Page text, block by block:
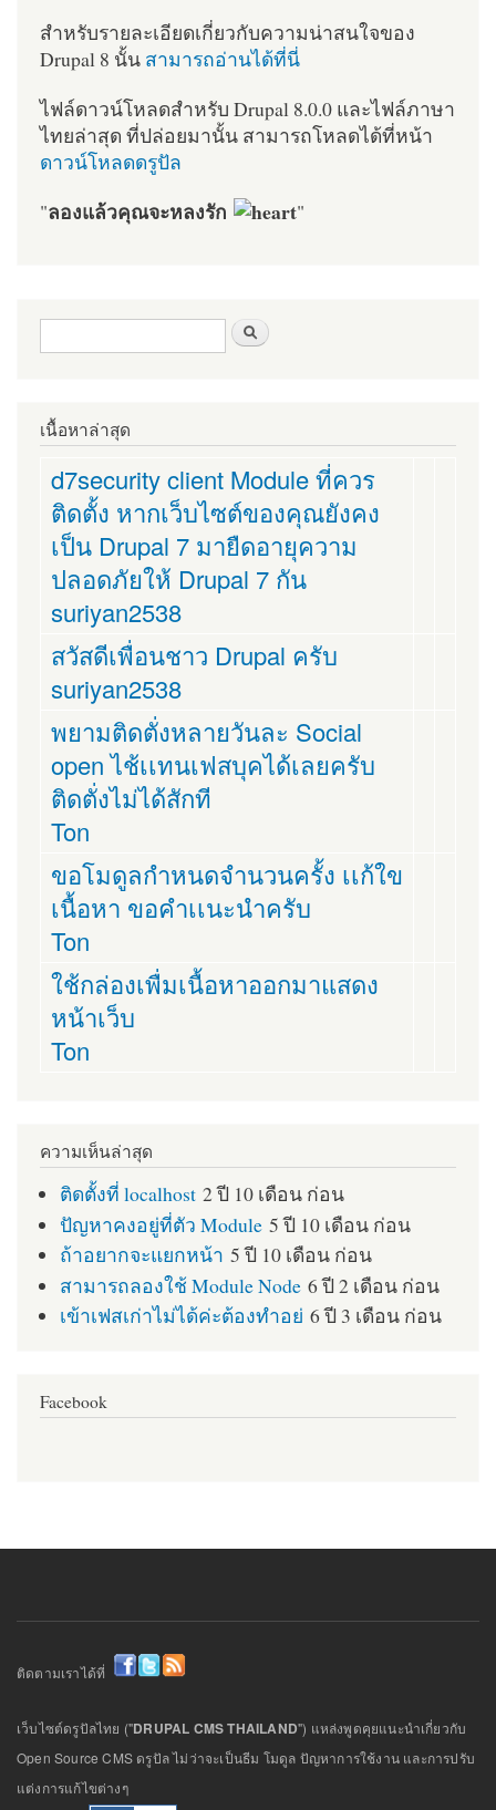
สำหรับรายละเอียดเกี่ยวกับความน่าสนใจของ
Drupal 8 นั้น สามารถอ่านได้ที่นี่
ไฟล์ดาวน์โหลดสำหรับ Drupal 8.0.0 และไฟล์ภาษา
ไทยล่าสุด ที่ปล่อยมานั้น สามารถโหลดได้ที่หน้า
ดาวน์โหลดดรูปัล
"ลองแล้วคุณจะหลงรัก "
ฟอร์มค้นหา
เนื้อหาล่าสุด
d7security client Module ที่ควร
ติดตั้ง หากเว็บไซต์ของคุณยังคง
เป็น Drupal 7 มายืดอายุความ
ปลอดภัยให้ Drupal 7 กัน
suriyan2538
สวัสดีเพื่อนชาว Drupal ครับ
suriyan2538
พยามติดตั่งหลายวันละ Social
open ไช้เเทนเฟสบุคได้เลยครับ
ติดตั่งไม่ได้สักที
Ton
ขอโมดูลกำหนดจำนวนครั้ง เเก้ใข
เนื้อหา ขอคำเเนะนำครับ
Ton
ใช้กล่องเพื่มเนื้อหาออกมาแสดง
หน้าเว็บ
Ton
ความเห็นล่าสุด
ติดตั้งที่ localhost 2 ปี 10 เดือน ก่อน
ปัญหาคงอยู่ที่ตัว Module 5 ปี 10 เดือน ก่อน
ถ้าอยากจะแยกหน้า 5 ปี 10 เดือน ก่อน
สามารถลองใช้ Module Node 6 ปี 2 เดือน ก่อน
เข้าเฟสเก่าไม่ได้ค่ะต้องทำอย่ 6 ปี 3 เดือน ก่อน
Facebook
ติดตามเราได้ที่
เว็บไซต์ดรูปัลไทย ("DRUPAL CMS THAILAND") แหล่งพูดคุยแนะนำเกี่ยวกับ
Open Source CMS ดรูปัล ไม่ว่าจะเป็นธีม โมดูล ปัญหาการใช้งาน และการปรับ
แต่งการแก้ไขต่างๆ